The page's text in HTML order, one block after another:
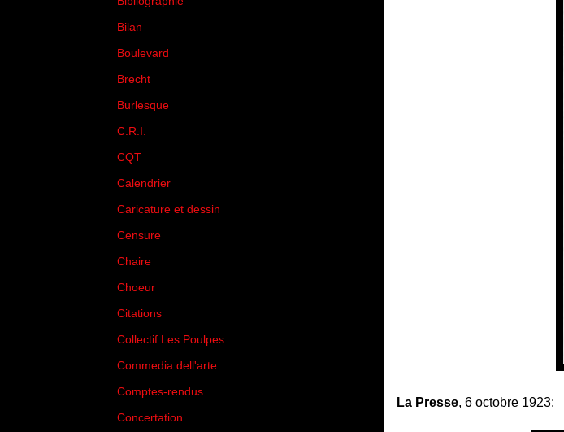
La Presse, 6 octobre 1923:
Bilan
Boulevard
Brecht
Burlesque
C.R.I.
CQT
Calendrier
Caricature et dessin
Censure
Chaire
Choeur
Citations
Collectif Les Poulpes
Commedia dell'arte
Comptes-rendus
Concertation